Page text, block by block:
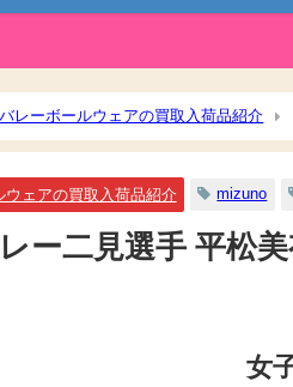
バレーボールウェアの買取入荷品紹介
ウェアの買取入荷品紹介 mizuno
ー二見選手 平松
女